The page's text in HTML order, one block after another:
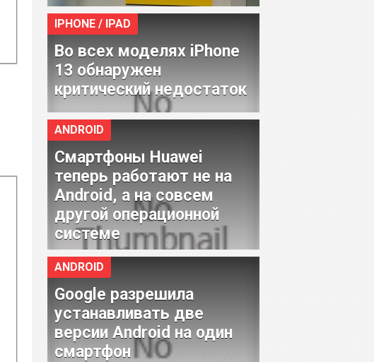
IPHONE / IPAD
Во всех моделях iPhone
13 обнаружен
критический недостаток
ANDROID
Смартфоны Huawei
теперь работают не на
Android, а на совсем
другой операционной
системе
ANDROID
Google разрешила
устанавливать две
версии Android на один
смартфон